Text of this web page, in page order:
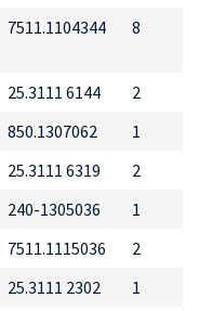
7511.1104344 8
25.3111 6144
2
850.1307062
1
25.3111 6319
2
240-1305036
1
7511.1115036
2
25.3111 2302 1